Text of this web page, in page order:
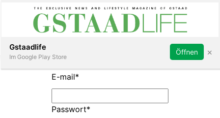
Subscribe Sign in
E-mail*
Passwort*
Gstaadlife
Im Google Play Store
Öffnen ×